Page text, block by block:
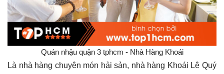
Quán nhậu quận 3 tphcm - Nhà Hàng Khoái
Là nhà hàng chuyên món hải sản, nhà hàng Khoái Lê Quý